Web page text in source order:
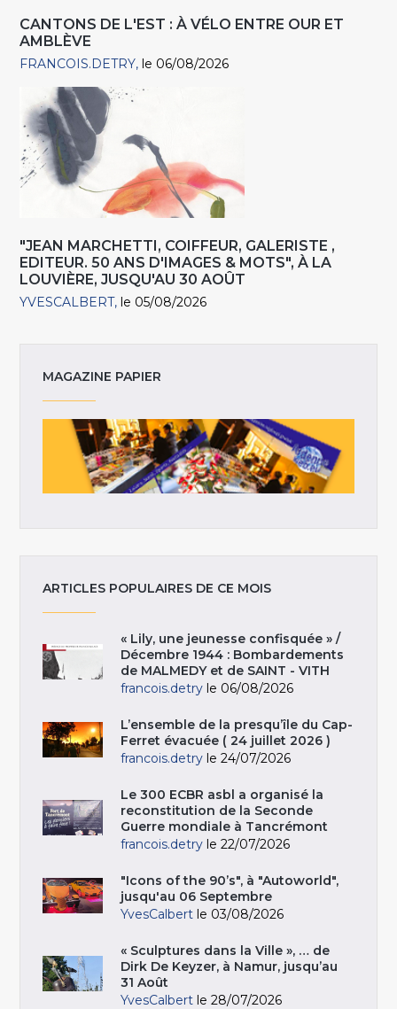
CANTONS DE L'EST : À VÉLO ENTRE OUR ET
AMBLÈVE
FRANCOIS.DETRY le 06/08/2026
"JEAN MARCHETTI, COIFFEUR, GALERISTE ,
EDITEUR. 50 ANS D'IMAGES & MOTS", À LA
LOUVIÈRE, JUSQU'AU 30 AOÛT
YVESCALBERT le 05/08/2026
MAGAZINE PAPIER
ARTICLES POPULAIRES DE CE MOIS
« Lily, une jeunesse confisquée » /
Décembre 1944 : Bombardements
de MALMEDY et de SAINT - VITH
francois.detry le 06/08/2026
L’ensemble de la presqu’île du Cap-
Ferret évacuée ( 24 juillet 2026 )
francois.detry le 24/07/2026
Le 300 ECBR asbl a organisé la
reconstitution de la Seconde
Guerre mondiale à Tancrémont
francois.detry le 22/07/2026
"Icons of the 90’s", à "Autoworld",
jusqu'au 06 Septembre
YvesCalbert le 03/08/2026
« Sculptures dans la Ville », … de
Dirk De Keyzer, à Namur, jusqu’au
31 Août
YvesCalbert le 28/07/2026